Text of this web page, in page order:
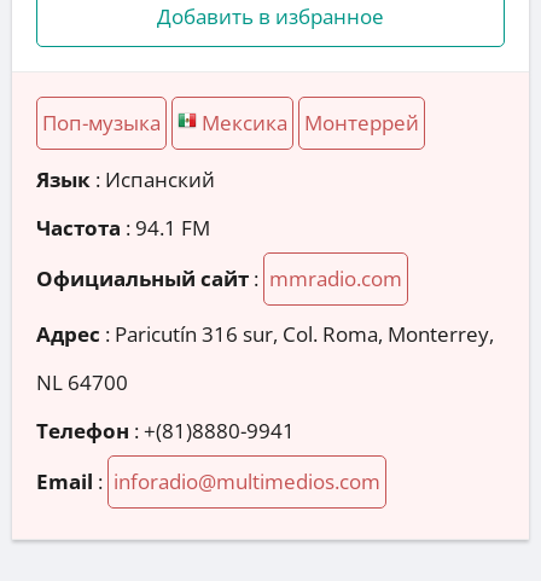
Добавить в избранное
Поп-музыка Мексика Монтеррей
Язык : Испанский
Частота : 94.1 FM
Официальный сайт : mmradio.com
Адрес : Paricutín 316 sur, Col. Roma, Monterrey,
NL 64700
Телефон :+(81)8880-9941
Email : inforadio@multimedios.com